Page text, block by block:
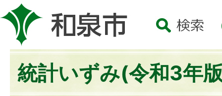
統計いずみ(令和3年